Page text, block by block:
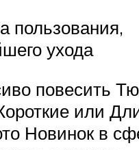
пользования,
ухода
повесить
или
Новинок в